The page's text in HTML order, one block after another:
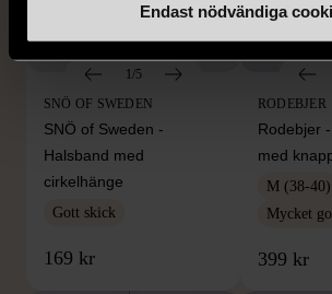
Endast nödvändiga
1/5
SNÖ OF SWEDEN
SNÖ of Sweden -
Halsband med
cirkelhänge
Gott skick
169 kr
RODEBJER
Rodebjer
med
M (38-40)
Mycket
399 kr